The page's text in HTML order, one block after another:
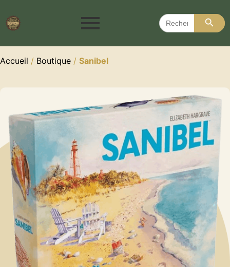
Search
for:
Search
Accueil / Boutique / Sanibel